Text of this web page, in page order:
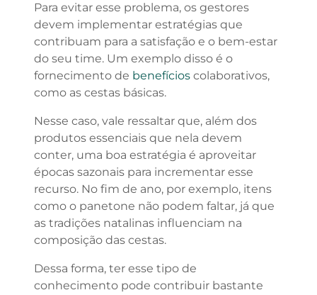
Para evitar esse problema, os gestores
devem implementar estratégias que
contribuam para a satisfação e o bem-estar
do seu time. Um exemplo disso é o
fornecimento de benefícioscolaborativos,
como as cestas básicas.
Nesse caso, vale ressaltar que, além dos
produtos essenciais que nela devem
conter, uma boa estratégia é aproveitar
épocas sazonais para incrementar esse
recurso. No fim de ano, por exemplo, itens
como o panetone não podem faltar, já que
as tradições natalinas influenciam na
composição das cestas.
Dessa forma, ter esse tipo de
conhecimento pode contribuir bastante